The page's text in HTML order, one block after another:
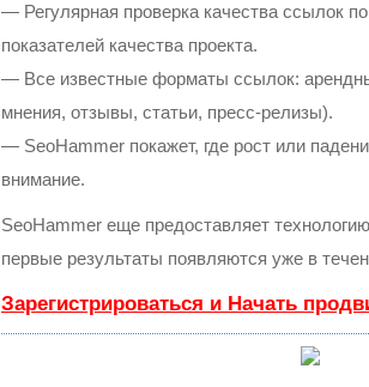
— Регулярная проверка качества ссылок
показателей качества проекта.
— Все известные форматы ссылок:
мнения, отзывы, статьи, пресс-релизы).
— SeoHammer покажет, где рост или
внимание.
SeoHammer еще предоставляет
первые результаты появляются уже в
Зарегистрироваться и Начать